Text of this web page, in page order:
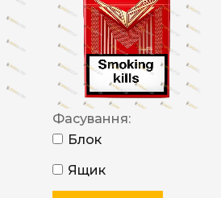
Фасування:
Блок
Ящик